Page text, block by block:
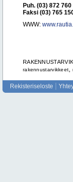
Puh. (03) 872 760
Faksi (03) 765
WWW:
rakennustarvikkeet ,
Rekisteriseloste